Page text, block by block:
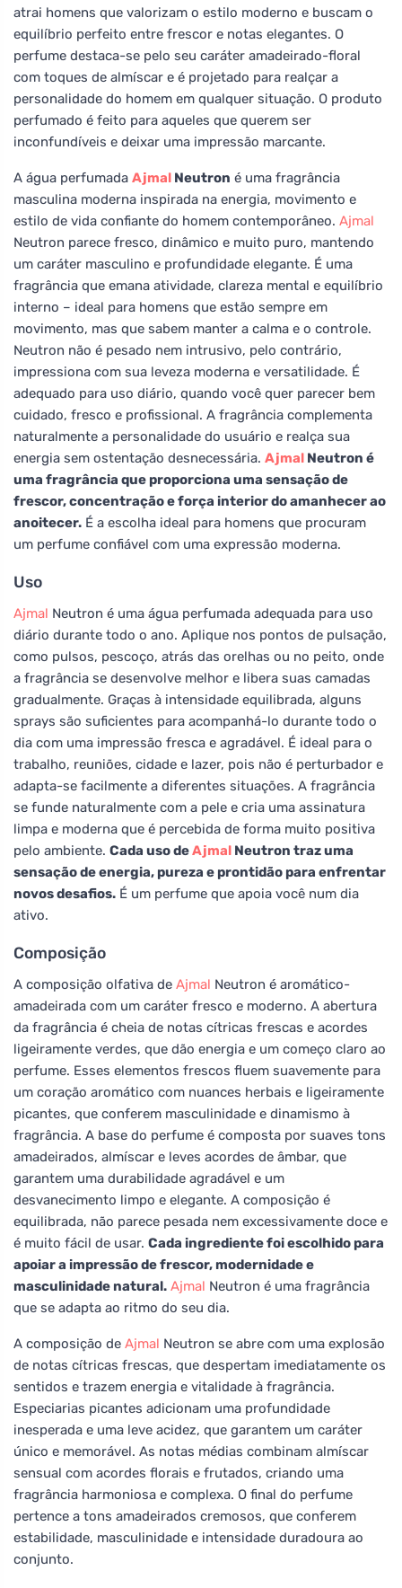
atrai homens que valorizam o estilo moderno e buscam o
equilíbrio perfeito entre frescor e notas elegantes. O
perfume destaca-se pelo seu caráter amadeirado-floral
com toques de almíscar e é projetado para realçar a
personalidade do homem em qualquer situação. O produto
perfumado é feito para aqueles que querem ser
inconfundíveis e deixar uma impressão marcante.
A água perfumada Ajmal Neutron é uma fragrância
masculina moderna inspirada na energia, movimento e
estilo de vida confiante do homem contemporâneo. Ajmal
Neutron parece fresco, dinâmico e muito puro, mantendo
um caráter masculino e profundidade elegante. É uma
fragrância que emana atividade, clareza mental e equilíbrio
interno – ideal para homens que estão sempre em
movimento, mas que sabem manter a calma e o controle.
Neutron não é pesado nem intrusivo, pelo contrário,
impressiona com sua leveza moderna e versatilidade. É
adequado para uso diário, quando você quer parecer bem
cuidado, fresco e profissional. A fragrância complementa
naturalmente a personalidade do usuário e realça sua
energia sem ostentação desnecessária. Ajmal Neutron é
uma fragrância que proporciona uma sensação de
frescor, concentração e força interior do amanhecer ao
anoitecer. É a escolha ideal para homens que procuram
um perfume confiável com uma expressão moderna.
Uso
Ajmal Neutron é uma água perfumada adequada para uso
diário durante todo o ano. Aplique nos pontos de pulsação,
como pulsos, pescoço, atrás das orelhas ou no peito, onde
a fragrância se desenvolve melhor e libera suas camadas
gradualmente. Graças à intensidade equilibrada, alguns
sprays são suficientes para acompanhá-lo durante todo o
dia com uma impressão fresca e agradável. É ideal para o
trabalho, reuniões, cidade e lazer, pois não é perturbador e
adapta-se facilmente a diferentes situações. A fragrância
se funde naturalmente com a pele e cria uma assinatura
limpa e moderna que é percebida de forma muito positiva
pelo ambiente. Cada uso deAjmal Neutron traz uma
sensação de energia, pureza e prontidão para enfrentar
novos desafios. É um perfume que apoia você num dia
ativo.
Composição
A composição olfativa de Ajmal Neutron é aromático-
amadeirada com um caráter fresco e moderno. A abertura
da fragrância é cheia de notas cítricas frescas e acordes
ligeiramente verdes, que dão energia e um começo claro ao
perfume. Esses elementos frescos fluem suavemente para
um coração aromático com nuances herbais e ligeiramente
picantes, que conferem masculinidade e dinamismo à
fragrância. A base do perfume é composta por suaves tons
amadeirados, almíscar e leves acordes de âmbar, que
garantem uma durabilidade agradável e um
desvanecimento limpo e elegante. A composição é
equilibrada, não parece pesada nem excessivamente doce e
é muito fácil de usar. Cada ingrediente foi escolhido para
apoiar a impressão de frescor, modernidade e
masculinidade natural. Ajmal Neutron é uma fragrância
que se adapta ao ritmo do seu dia.
A composição de Ajmal Neutron se abre com uma explosão
de notas cítricas frescas, que despertam imediatamente os
sentidos e trazem energia e vitalidade à fragrância.
Especiarias picantes adicionam uma profundidade
inesperada e uma leve acidez, que garantem um caráter
único e memorável. As notas médias combinam almíscar
sensual com acordes florais e frutados, criando uma
fragrância harmoniosa e complexa. O final do perfume
pertence a tons amadeirados cremosos, que conferem
estabilidade, masculinidade e intensidade duradoura ao
conjunto.